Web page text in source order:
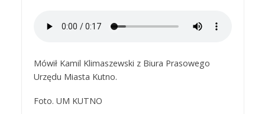
Mówił Kamil Klimaszewski z Biura Prasowego
Urzędu Miasta Kutno.
Foto. UM KUTNO